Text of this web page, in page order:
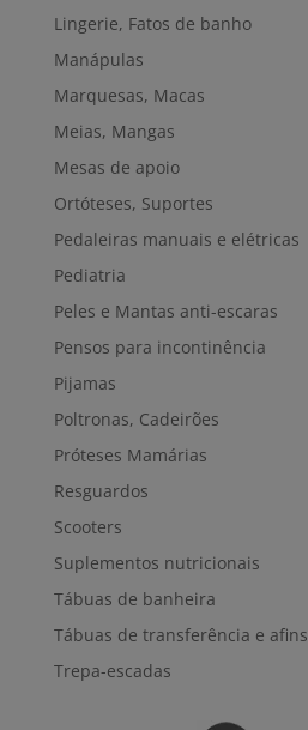
Lingerie, Fatos de banho
Manápulas
Marquesas, Macas
Meias, Mangas
Mesas de apoio
Ortóteses, Suportes
Pedaleiras manuais e elétricas
Pediatria
Peles e Mantas anti-escaras
Pensos para incontinência
Pijamas
Poltronas, Cadeirões
Próteses Mamárias
Resguardos
Scooters
Suplementos nutricionais
Tábuas de banheira
Tábuas de transferência e afins
Trepa-escadas